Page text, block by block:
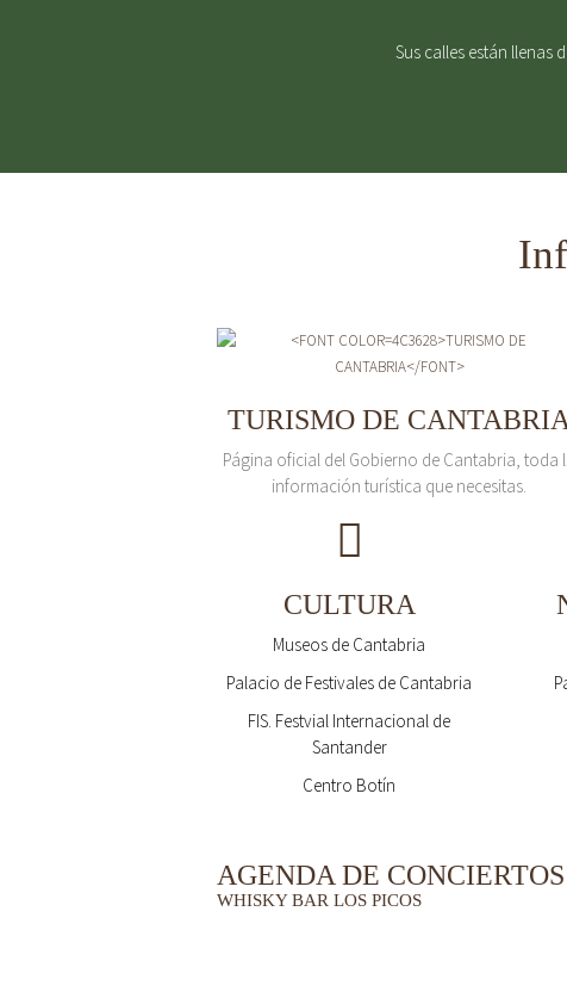
Sus calles están llenas
TURISMO DE CANTABRIA
Página oficial del Gobierno de Cantabria, toda
información turística que necesitas.
CULTURA
Museos de Cantabria
Palacio de Festivales de Cantabria
FIS. Festvial Internacional de
Santander
Centro Botín
AGENDA DE
WHISKY BAR LOS PICOS